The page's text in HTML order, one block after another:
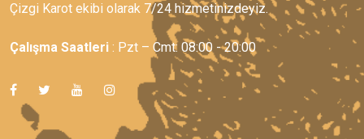
Çizgi Karot ekibi olarak 7/24 hizmetinizdeyiz.
Çalışma Saatleri : Pzt – Cmt: 08:00 - 20:00